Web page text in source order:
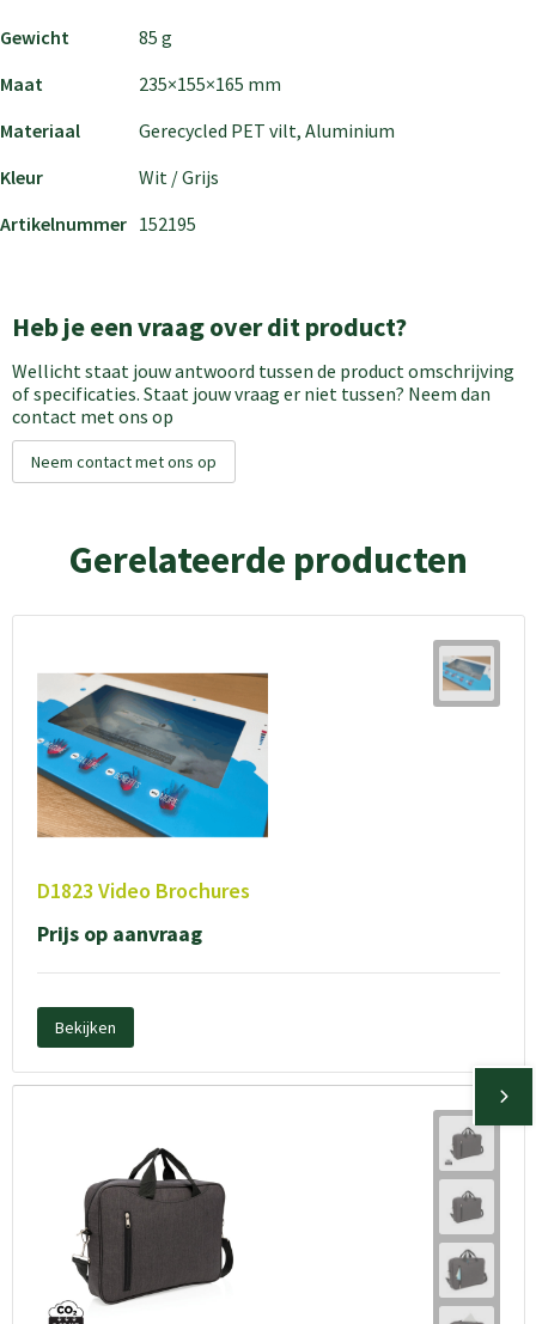
Gewicht
85 g
Maat
235×155×165 mm
Materiaal
Gerecycled PET vilt, Aluminium
Kleur
Wit / Grijs
Artikelnummer 152195
Heb je een vraag over dit product?
Wellicht staat jouw antwoord tussen de product omschrijving
of specificaties. Staat jouw vraag er niet tussen? Neem dan
contact met ons op
Neem contact met ons op
Gerelateerde producten
D1823 Video Brochures
Prijs op aanvraag
Bekijken